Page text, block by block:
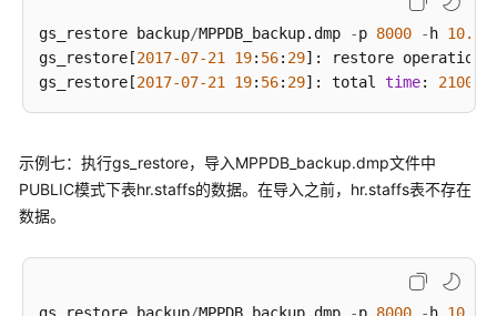
通
用
参
考
产
品
术
gs_restore backup/MPPDB_backup.dmp -p 8000 - h 10.10
gs_restore[2017-07-21 19: 56: 29]: restore operation
gs_restore[2017-07-21 19: 56: 29]: total time: 21000
示例七：执行gs_restore，导入MPPDB_backup.dmp文件中
PUBLIC模式下表hr.staffs的数据。在导入之前，hr.staffs表不存在
数据。